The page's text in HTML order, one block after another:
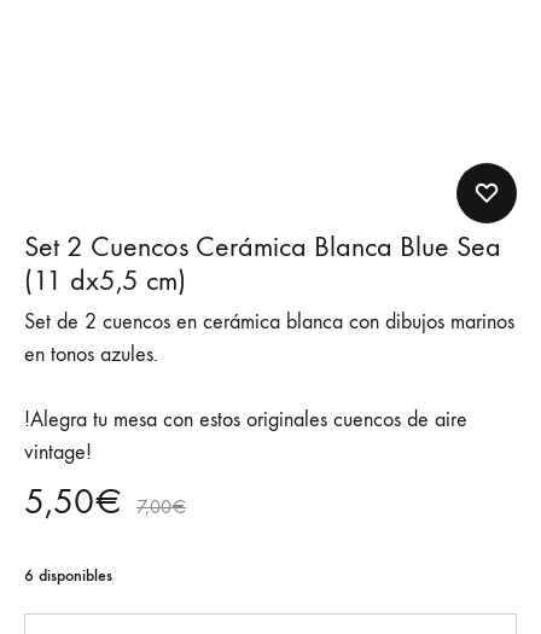
Set 2 Cuencos Cerámica Blanca Blue Sea
(11 dx5,5 cm)
Set de 2 cuencos en cerámica blanca con dibujos marinos
en tonos azules.
!Alegra tu mesa con estos originales cuencos de aire
vintage!
5,50€ 7,00€
6 disponibles